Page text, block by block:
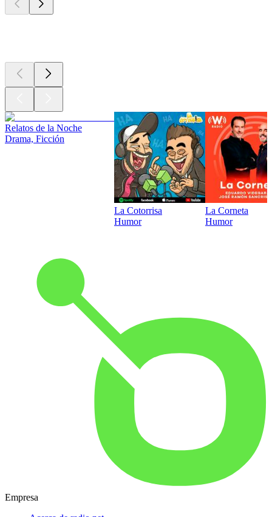
Relatos de la Noche
Drama, Ficción
La Cotorrisa
Humor
La Corneta
Humor
Empresa